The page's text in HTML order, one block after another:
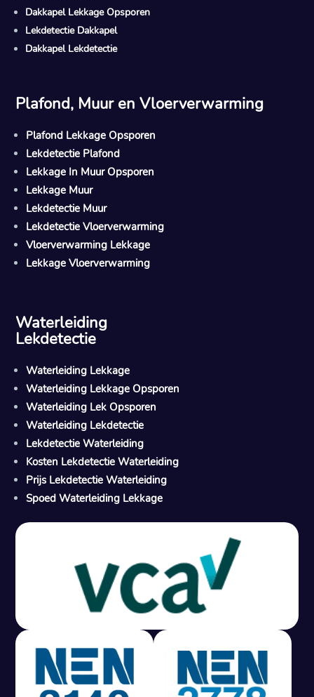
M
Gratis offerte in 24 uur
Geen lekkage? Geen betaling.
Vast tarief van € 395,- exc btw.
Rapport binnen 3 werkdagen.
Dakkapel Lekkage Opsporen
Lekdetectie Dakkapel
Dakkapel Lekdetectie
Plafond, Muur en Vloerverwarming
Plafond Lekkage Opsporen
Lekdetectie Plafond
Lekkage In Muur Opsporen
Lekkage Muur
Lekdetectie Muur
Lekdetectie Vloerverwarming
Vloerverwarming Lekkage
Lekkage Vloerverwarming
Waterleiding
Lekdetectie
Waterleiding Lekkage
Waterleiding Lekkage Opsporen
Waterleiding Lek Opsporen
Waterleiding Lekdetectie
Lekdetectie Waterleiding
Kosten Lekdetectie Waterleiding
Prijs Lekdetectie Waterleiding
Spoed Waterleiding Lekkage